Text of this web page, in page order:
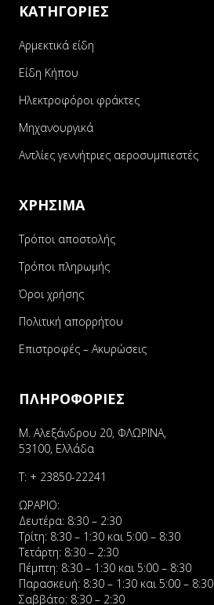
ΚΑΤΗΓΟΡΙΕΣ
Αρμεκτικά είδη
Είδη Κήπου
Ηλεκτροφόροι φράκτες
Μηχανουργικά
Αντλίες γεννήτριες αεροσυμπιεστές
ΧΡΗΣΙΜΑ
Τρόποι αποστολής
Τρόποι πληρωμής
Όροι χρήσης
Πολιτική απορρήτου
Επιστροφές – Ακυρώσεις
ΠΛΗΡΟΦΟΡΙΕΣ
Μ. Αλεξάνδρου 20, ΦΛΩΡΙΝΑ,
53100, Ελλάδα
Τ: + 23850-22241
ΩΡΑΡΙΟ:
Δευτέρα: 8:30 – 2:30
Τρίτη: 8:30 – 1:30 και 5:00 – 8:30
Τετάρτη: 8:30 – 2:30
Πέμπτη: 8:30 – 1:30 και 5:00 – 8:30
Παρασκευή: 8:30 – 1:30 και 5:00 – 8:30
Σαββάτο: 8:30 – 2:30